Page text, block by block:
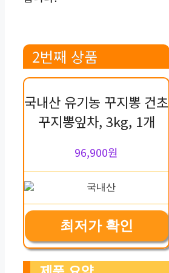
2번째 상품
국내산 유기농 꾸지뽕 건초
꾸지뽕잎차, 3kg, 1개
96,900원
최저가 확인